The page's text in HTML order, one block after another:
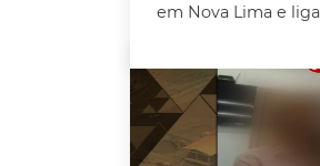
em Nova Lima e